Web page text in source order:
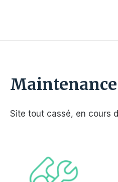
Maintenance
Site tout cassé, en cours